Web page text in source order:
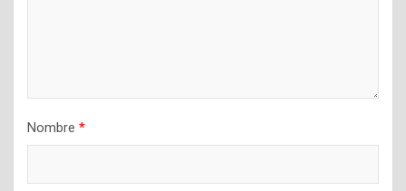
Nombre *